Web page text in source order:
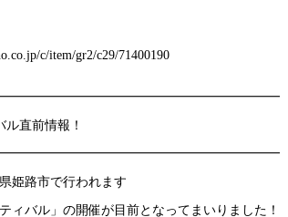
c/item/gr2/c29/71400190
直前情報！
姫路市で行われます
ィバル」の開催が目前となってまいりました！